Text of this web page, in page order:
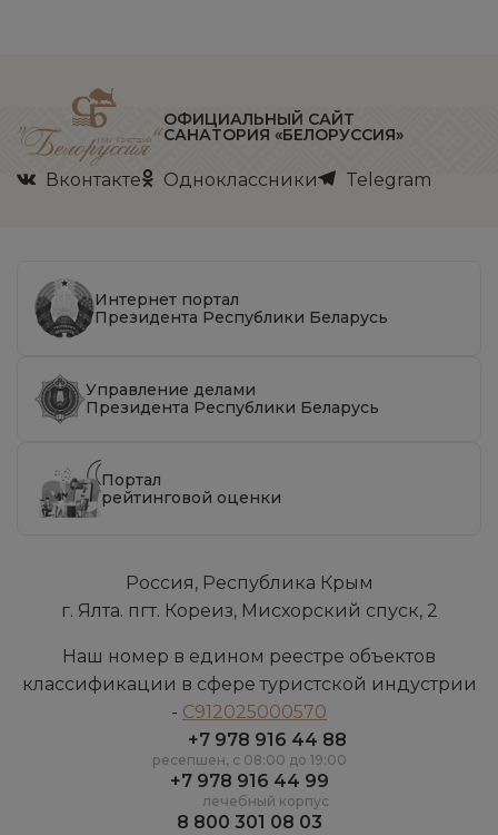
ОФИЦИАЛЬНЫЙ САЙТ
САНАТОРИЯ «БЕЛОРУССИЯ»
Вконтакте Одноклассники Telegram
Интернет портал
Президента Республики Беларусь
Управление делами
Президента Республики Беларусь
Портал
рейтинговой оценки
Россия, Республика Крым
г. Ялта. пгт. Кореиз, Мисхорский спуск, 2
Наш номер в едином реестре объектов
классификации в сфере туристской индустрии
- С912025000570
+7 978 916 44 88
ресепшен, c 08:00 до 19:00
+7 978 916 44 99
лечебный корпус
8 800 301 08 03